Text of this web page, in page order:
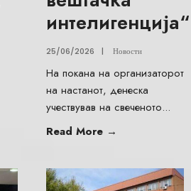
интелигенција“
25/06/2026 | Новости
На покана на организаторот
на настанот, денеска
учествував на свеченото...
Read More →